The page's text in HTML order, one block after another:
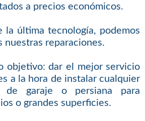
a precios económicos.
la última tecnología, podemos
nuestras reparaciones.
objetivo: dar el mejor servicio
a la hora de instalar cualquier
garaje o persiana para
o grandes superficies.